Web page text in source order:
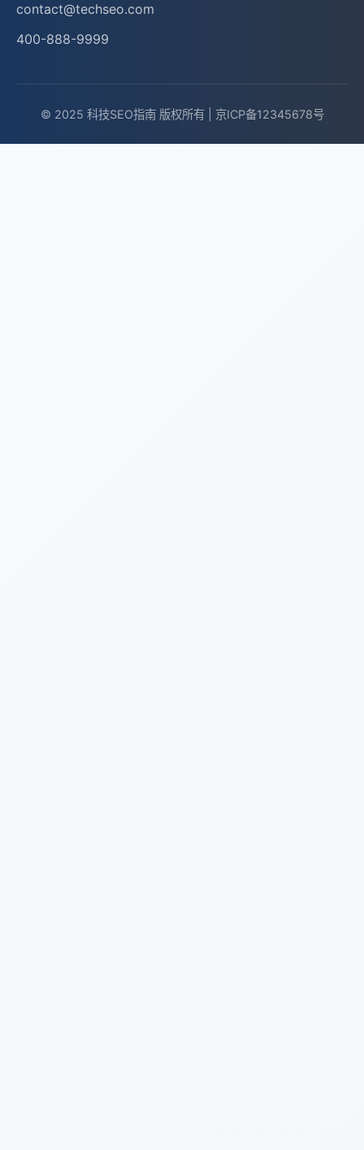
contact@techseo.com
400-888-9999
© 2025 科技SEO指南 版权所有 | 京ICP备12345678号